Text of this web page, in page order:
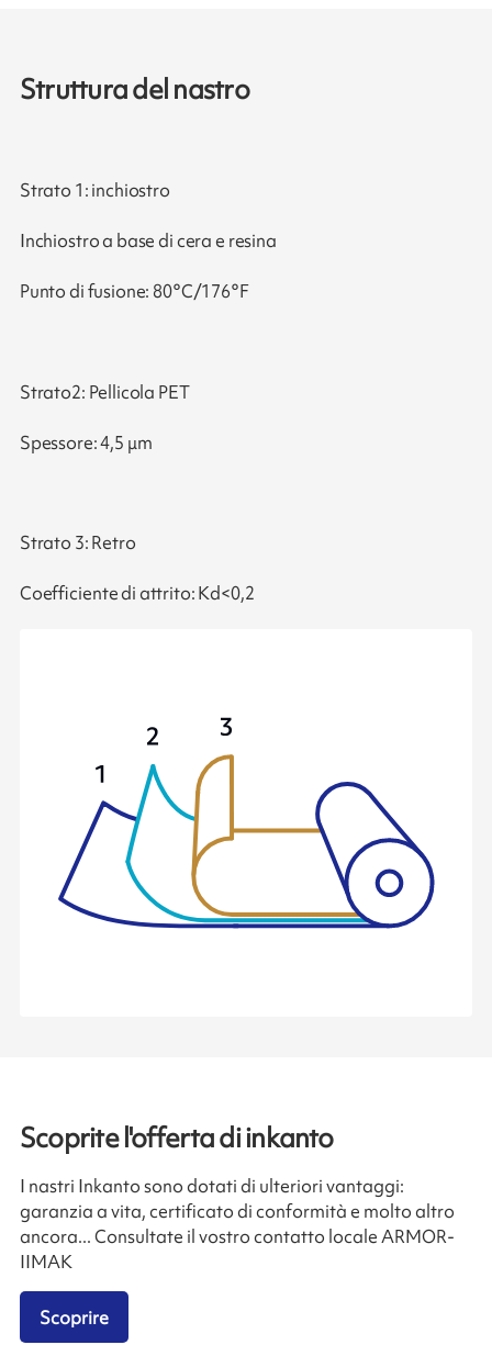
Struttura del nastro
Strato 1: inchiostro
Inchiostro a base di cera e resina
Punto di fusione: 80°C/176°F
Strato2: Pellicola PET
Spessore: 4,5 μm
Strato 3: Retro
Coefficiente di attrito: Kd<0,2
Scoprite l'offerta di inkanto
I nastri Inkanto sono dotati di ulteriori vantaggi:
garanzia a vita, certificato di conformità e molto altro
ancora... Consultate il vostro contatto locale ARMOR-
IIMAK
Scoprire